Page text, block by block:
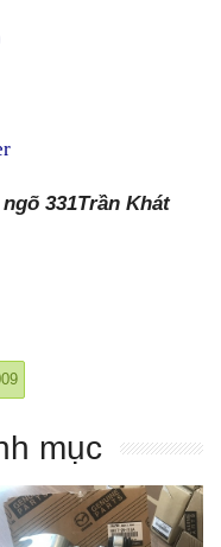
331Trần Khát
mục